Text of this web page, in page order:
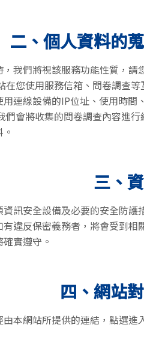
二、個人資料的
我們將視該服務功能性質，
您使用服務信箱、問卷調查
連線設備的IP位址、使用時
會將收集的問卷調查內容進
三、
訊安全設備及必要的安全防
違反保密義務者，將會受到
實遵守。
四、網站
本網站所提供的連結，點選